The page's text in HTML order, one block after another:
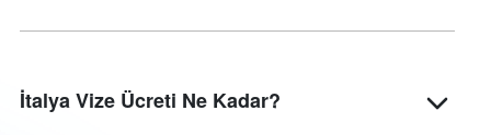
İtalya Vize Ücreti Ne Kadar?